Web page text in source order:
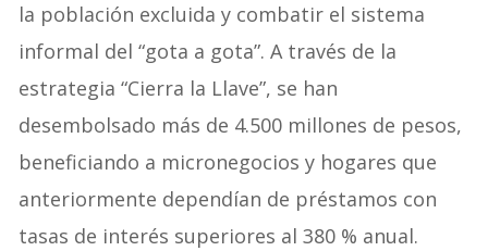
la población excluida y combatir el sistema
informal del “gota a gota”. A través de la
estrategia “Cierra la Llave”, se han
desembolsado más de 4.500 millones de pesos,
beneficiando a micronegocios y hogares que
anteriormente dependían de préstamos con
tasas de interés superiores al 380 % anual.